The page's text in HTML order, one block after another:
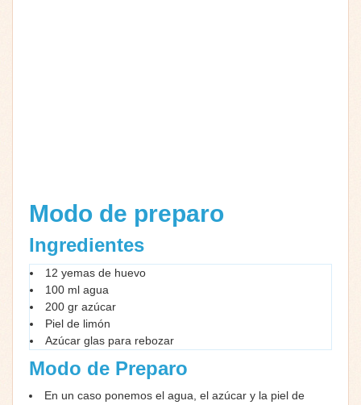
Modo de preparo
Ingredientes
12 yemas de huevo
100 ml agua
200 gr azúcar
Piel de limón
Azúcar glas para rebozar
Modo de Preparo
En un caso ponemos el agua, el azúcar y la piel de